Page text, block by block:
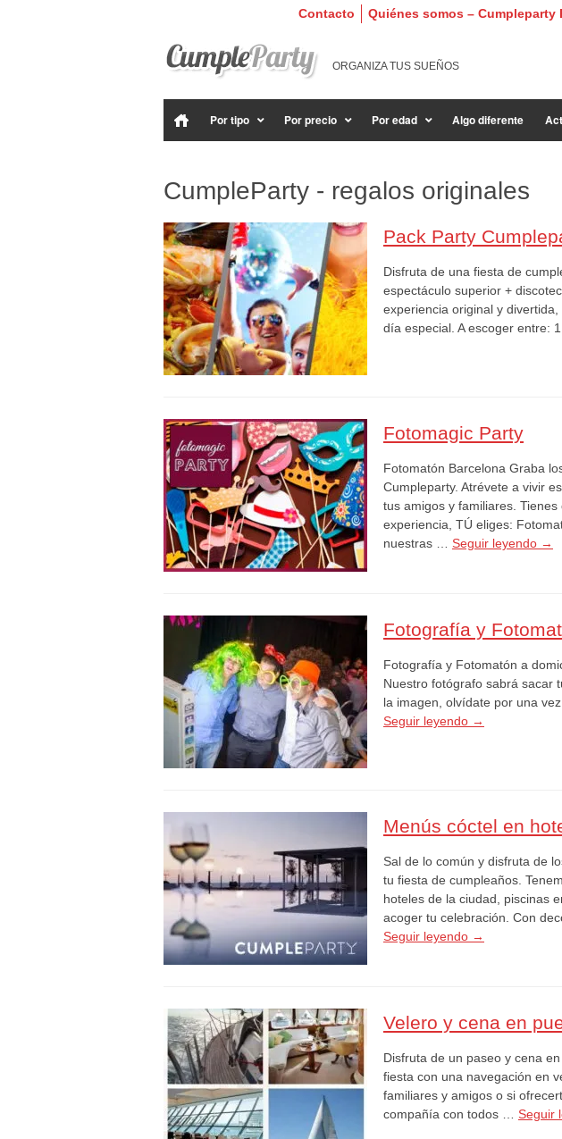
Quiénes somos – Cumpleparty
Contacto
ORGANIZA TUS SUEÑOS
Por tipo Por precio Por edad Algo diferente
CumpleParty - regalos originales
Pack Party
Disfruta de una fiesta de
espectáculo superior +
experiencia original y
día especial. A escoger entre:
Fotomagic Party
Fotomatón Barcelona Graba
Cumpleparty. Atrévete a vivir
tus amigos y familiares.
experiencia, TÚ eliges:
nuestras … Seguir leyendo →
Fotografía y
Fotografía y Fotomatón a
Nuestro fotógrafo sabrá sacar
la imagen, olvídate por una
Seguir leyendo →
Menús cóctel en
Sal de lo común y disfruta de
tu fiesta de cumpleaños.
hoteles de la ciudad, piscinas
acoger tu celebración. Con
Seguir leyendo →
Velero y cena en
Disfruta de un paseo y cena
fiesta con una navegación en
familiares y amigos o si
compañía con todos … Seguir